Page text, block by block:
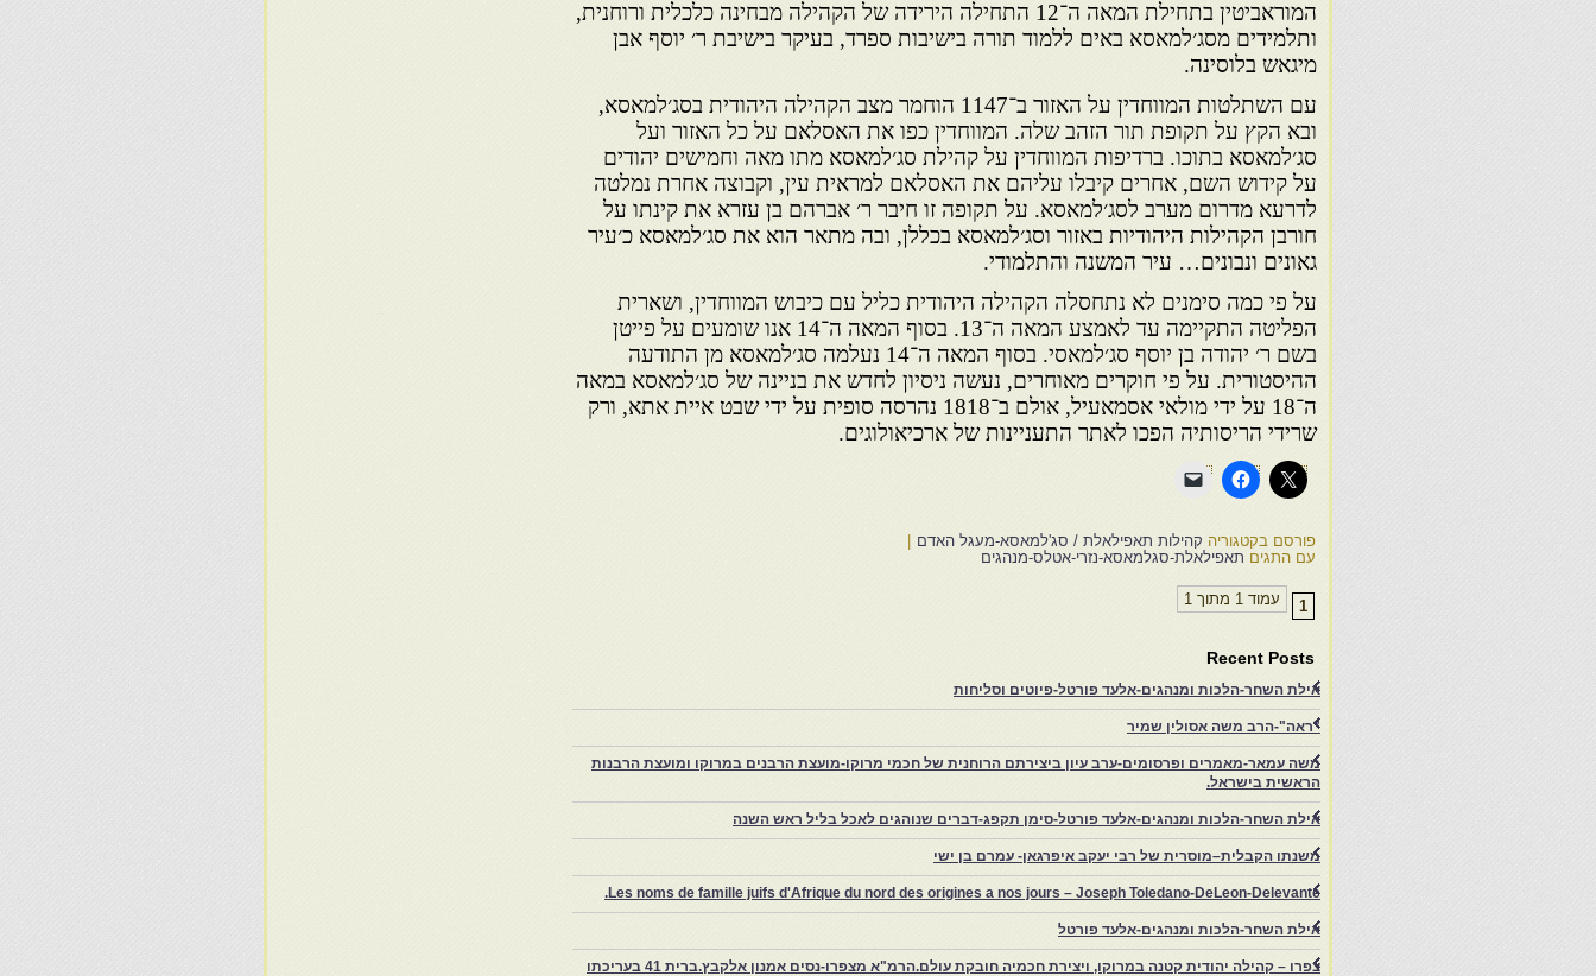
המוראביטין בתחילת המאה ה־12 התחילה הירידה של הקהילה מבחינה כלכלית ורוחנית,
ותלמידים מסג׳למאסא באים ללמוד תורה בישיבות ספרד, בעיקר בישיבת ר׳ יוסף אבן
מיגאש בלוסינה.
עם השתלטות המווחדין על האזור ב־1147 הוחמר מצב הקהילה היהודית בסג׳למאסא,
ובא הקץ על תקופת תור הזהב שלה. המווחדין כפו את האסלאם על כל האזור ועל
סג׳למאסא בתוכו. ברדיפות המווחדין על קהילת סג׳למאסא מתו מאה וחמישים יהודים
על קידוש השם, אחרים קיבלו עליהם את האסלאם למראית עין, וקבוצה אחרת נמלטה
לדרעא מדרום מערב לסג׳למאסא. על תקופה זו חיבר ר׳ אברהם בן עזרא את קינתו על
חורבן הקהילות היהודיות באזור וסג׳למאסא בכללן, ובה מתאר הוא את סג׳למאסא כ׳עיר
גאונים ונבונים… עיר המשנה והתלמודי.
על פי כמה סימנים לא נתחסלה הקהילה היהודית כליל עם כיבוש המווחדין, ושארית
הפליטה התקיימה עד לאמצע המאה ה־13. בסוף המאה ה־14 אנו שומעים על פייטן
בשם ר׳ יהודה בן יוסף סג׳למאסי. בסוף המאה ה־14 נעלמה סג׳למאסא מן התודעה
ההיסטורית. על פי חוקרים מאוחרים, נעשה ניסיון לחדש את בניינה של סג׳למאסא במאה
ה־18 על ידי מולאי אסמאעיל, אולם ב־1818 נהרסה סופית על ידי שבט איית אתא, ורק
שרידי הריסותיה הפכו לאתר התעניינות של ארכיאולוגים.
פורסם בקטגוריה קהילות תאפילאלת / סג'למאסא-מעגל האדם
עם התגים תאפילאלת-סגלמאסא-נזרי-אטלס-מנהגים
עמוד 1 מתוך 1 1
Recent Posts
אילת השחר-הלכות ומנהגים-אלעד פורטל-פיוטים וסליחות
"ראה"-הרב משה אסולין שמיר
משה עמאר-מאמרים ופרסומים-ערב עיון ביצירתם הרוחנית של חכמי מרוקו-מועצת הרבנים במרוקו ומועצת הרבנות
הראשית בישראל.
אילת השחר-הלכות ומנהגים-אלעד פורטל-סימן תקפג-דברים שנוהגים לאכל בליל ראש השנה
משנתו הקבלית–מוסרית של רבי יעקב איפרגאן- עמרם בן ישי
Les noms de famille juifs d'Afrique du nord des origines a nos jours – Joseph Toledano-DeLeon-Delevante.
אילת השחר-הלכות ומנהגים-אלעד פורטל
צפרו – קהילה יהודית קטנה במרוקו, ויצירת חכמיה חובקת עולם.הרמ"א מצפרו-נסים אמנון אלקבץ.ברית 41 בעריכתו